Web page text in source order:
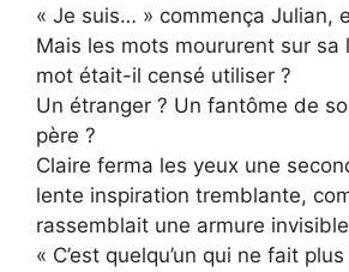
« Je suis… » commença Julian,
Mais les mots moururent sur sa
mot était-il censé utiliser ?
Un étranger ? Un fantôme de
père ?
Claire ferma les yeux une
lente inspiration tremblante,
rassemblait une armure
« C’est quelqu’un qui ne fait